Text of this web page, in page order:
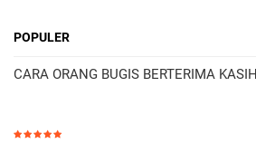
POPULER
CARA ORANG BUGIS BERTERIMA KASIH